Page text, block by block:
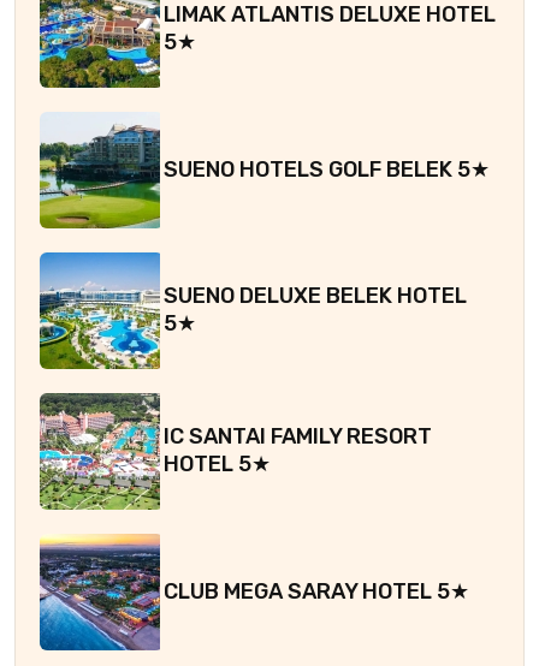
LIMAK ATLANTIS DELUXE HOTEL
5★
SUENO HOTELS GOLF BELEK 5★
SUENO DELUXE BELEK HOTEL
5★
IC SANTAI FAMILY RESORT
HOTEL 5★
CLUB MEGA SARAY HOTEL 5★